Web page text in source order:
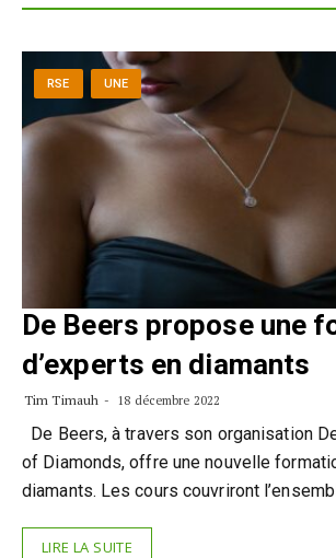
RSE UNE
De Beers propose une
d’experts en diamants
Tim Timauh 18 décembre 2022
De Beers, à travers son organisation
of Diamonds, offre une nouvelle
diamants. Les cours couvriront
LIRE LA SUITE